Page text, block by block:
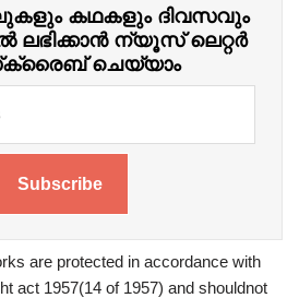
കഥകളും ദിവസവും
ന്യൂസ് ലെറ്റർ
ചെയ്യാം
Subscribe
are protected in accordance with
act 1957(14 of 1957) and shouldnot